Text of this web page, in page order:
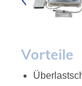
Vorteile